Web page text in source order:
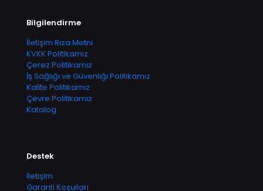
Bilgilendirme
İletişim Rıza Metni
KVKK Politikamız
Çerez Politikamız
İş Sağlığı ve Güvenliği Politikamız
Kalite Politikamız
Çevre Politikamız
Katalog
Destek
İletişim
Garanti Koşulları